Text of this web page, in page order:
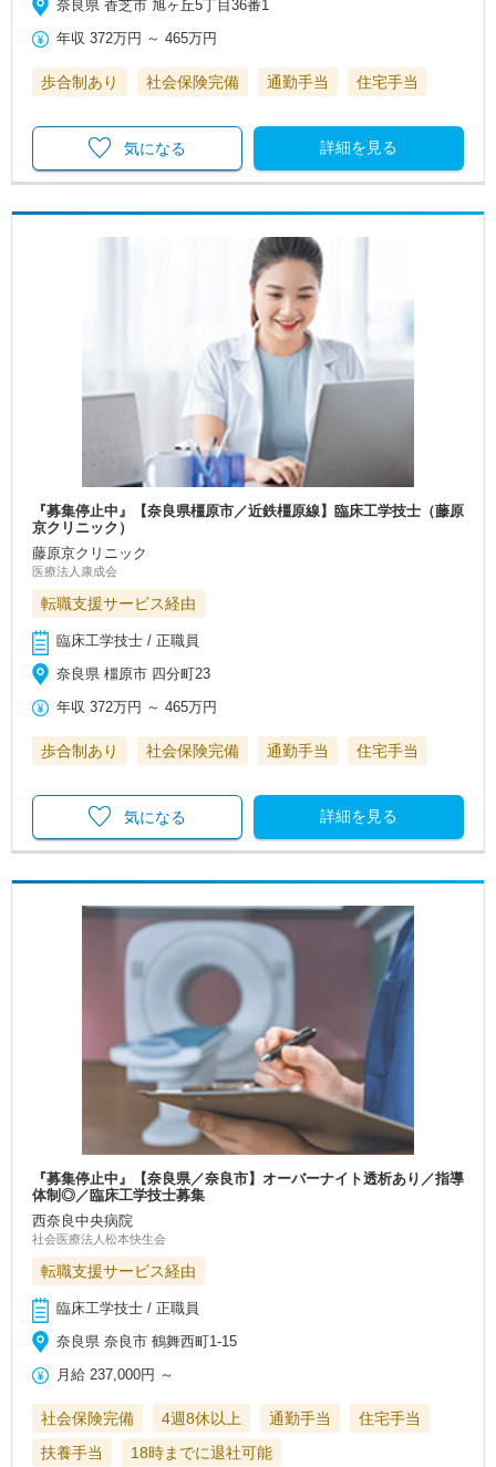
奈良県 香芝市 旭ヶ丘5丁目36番1
年収 372万円 ～465万円
歩合制あり 社会保険完備 通勤手当 住宅手当
詳細を見る
気になる
『募集停止中』【奈良県橿原市／近鉄橿原線】臨床工学技士（藤原
京クリニック）
藤原京クリニック
医療法人康成会
転職支援サービス経由
臨床工学技士 / 正職員
奈良県 橿原市 四分町23
年収 372万円 ～465万円
歩合制あり 社会保険完備 通勤手当 住宅手当
詳細を見る
気になる
『募集停止中』【奈良県／奈良市】オーバーナイト透析あり／指導
体制◎／臨床工学技士募集
西奈良中央病院
社会医療法人松本快生会
転職支援サービス経由
臨床工学技士 / 正職員
奈良県 奈良市 鶴舞西町1-15
月給 237,000円 ～
社会保険完備 4週8休以上 通勤手当
住宅手当
扶養手当
18時までに退社可能